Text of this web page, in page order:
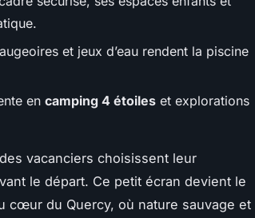
et jeux d’eau rendent la piscine
en camping 4 étoiles et explorations
vacanciers choisissent leur
le départ. Ce petit écran devient le
cœur du Quercy, où nature sauvage et